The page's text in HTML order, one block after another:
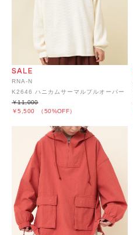
RNA-N
K2646 ハニカムサーマルプルオーバー
￥5,500 （50%OFF）
￥11,000